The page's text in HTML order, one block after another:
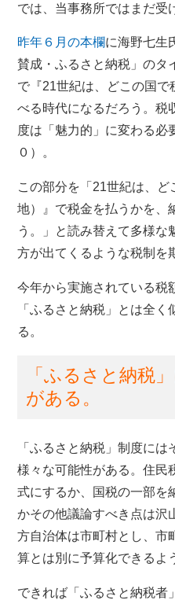
では、当事務所ではまだ受
昨年６月の本欄に海野七生
賛成・ふるさと納税」のタ
で『21世紀は、どこの国
べる時代になるだろう。税
度は「魅力的」に変わる必
０）。
この部分を「21世紀は、
地）』で税金を払うかを、
う。」と読み替えて多様な
方が出てくるような税制を
今年から実施されている税
「ふるさと納税」とは全
る。
「ふるさと納税
がある。
「ふるさと納税」制度に
様々な可能性がある。住民
式にするか、国税の一部を
かその他議論すべき点は沢
方自治体は市町村とし、市
算とは別に予算化できるよ
できれば「ふるさと納税者